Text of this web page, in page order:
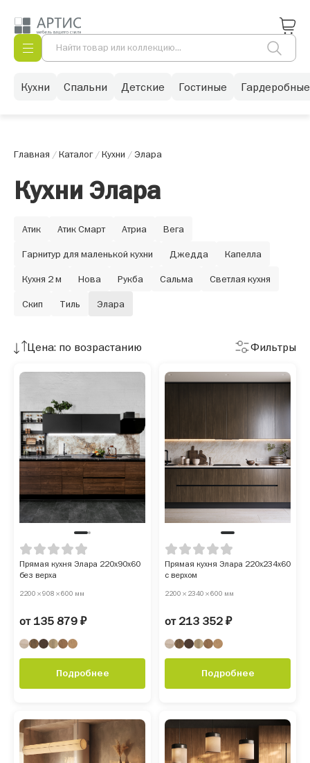
Кухни Спальни Детские Гостиные Гардеробные
Главная /Каталог/Кухни / Элара
Кухни Элара
Атик Атик Смарт Атриа
Вега
Гарнитур для маленькой кухни
Джедда
Капелла
Кухня 2 м
Нова Рукба Сальма
Светлая кухня
Скип
Тиль Элара
Цена: по возрастанию Фильтры
Прямая кухня Элара 220х90х60
без верха
2200 × 908 × 600 мм
от 135 879 ₽
Подробнее
Прямая кухня Элара 220х234х60
с верхом
2200 × 2340 × 600 мм
от 213 352 ₽
Подробнее